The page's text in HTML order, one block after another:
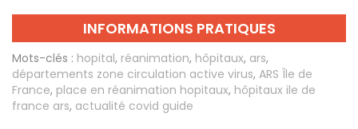
INFORMATIONS PRATIQUES
Mots-clés : hopital, réanimation, hôpitaux, ars,
départements zone circulation active virus, ARS Île de
France, place en réanimation hopitaux, hôpitaux ile de
france ars, actualité covid guide